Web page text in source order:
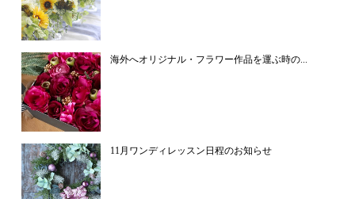
海外へオリジナル・フラワー作品を運ぶ時の...
11月ワンディレッスン日程のお知らせ